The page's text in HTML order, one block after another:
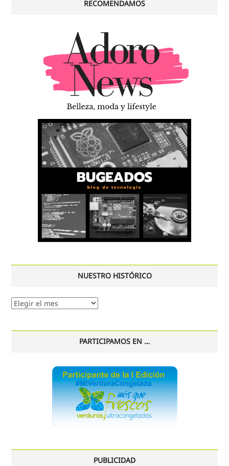
RECOMENDAMOS
NUESTRO HISTÓRICO
Nuestro
PARTICIPAMOS EN …
PUBLICIDAD